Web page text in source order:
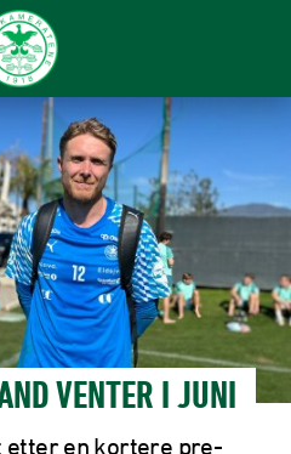
VENTER I JUNI
etter en kortere pre-